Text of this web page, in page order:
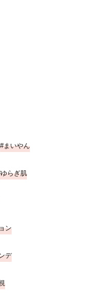
まいやん
ゆらぎ肌
ン
デ